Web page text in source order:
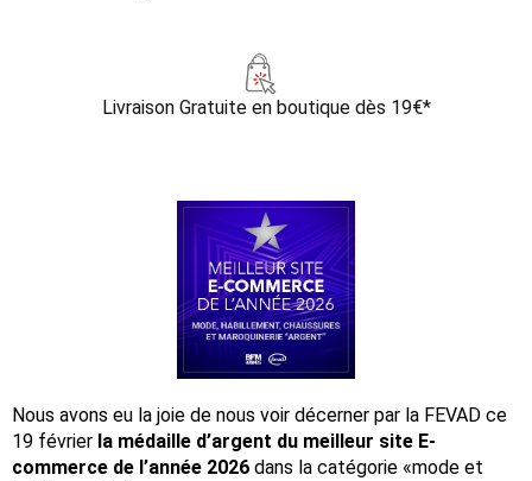
Livraison Gratuite en boutique dès 19€*
Nous avons eu la joie de nous voir décerner par la FEVAD ce
19 février la médaille d’argent du meilleur site E-
commerce de l’année 2026 dans la catégorie «mode et